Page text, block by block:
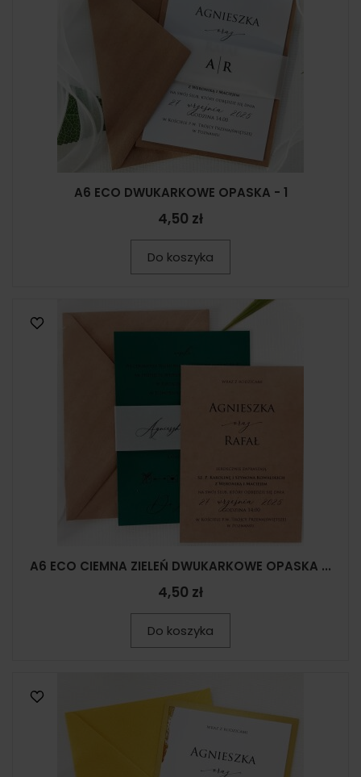
A6 ECO DWUKARKOWE OPASKA - 1
4,50 zł
Do koszyka
A6 ECO CIEMNA ZIELEŃ DWUKARKOWE OPASKA ...
4,50 zł
Do koszyka